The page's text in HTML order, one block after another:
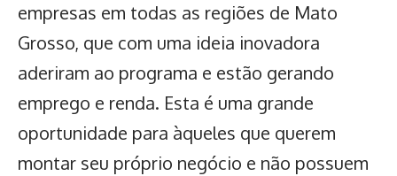
empresas em todas as regiões de Mato
Grosso, que com uma ideia inovadora
aderiram ao programa e estão gerando
emprego e renda. Esta é uma grande
oportunidade para àqueles que querem
montar seu próprio negócio e não possuem